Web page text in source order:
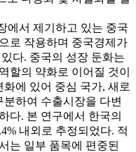
에서 제기하고 있는 중국
로 작용하며 중국경제가
다. 중국의 성장 둔화는
할의 약화로 이어질 것이
에 있어 중심 국가, 새로
하여 수출시장을 다변
다. 본 연구에서 한국의
내외로 추정되었다. 적
는 일부 품목에 편중된